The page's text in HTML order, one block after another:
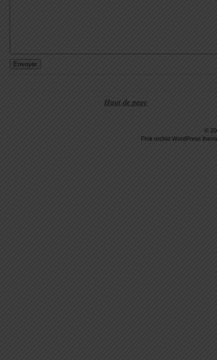
Haut de page
©
Pink orchid WordPress